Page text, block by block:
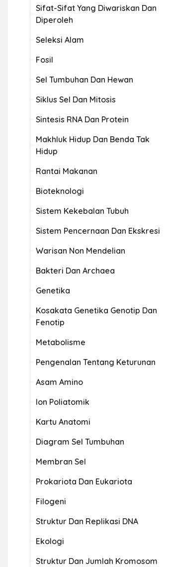
Sifat-Sifat Yang Diwariskan Dan
Diperoleh
Seleksi Alam
Fosil
Sel Tumbuhan Dan Hewan
Siklus Sel Dan Mitosis
Sintesis RNA Dan Protein
Makhluk Hidup Dan Benda Tak
Hidup
Rantai Makanan
Bioteknologi
Sistem Kekebalan Tubuh
Sistem Pencernaan Dan Ekskresi
Warisan Non Mendelian
Bakteri Dan Archaea
Genetika
Kosakata Genetika Genotip Dan
Fenotip
Metabolisme
Pengenalan Tentang Keturunan
Asam Amino
Ion Poliatomik
Kartu Anatomi
Diagram Sel Tumbuhan
Membran Sel
Prokariota Dan Eukariota
Filogeni
Struktur Dan Replikasi DNA
Ekologi
Struktur Dan Jumlah Kromosom